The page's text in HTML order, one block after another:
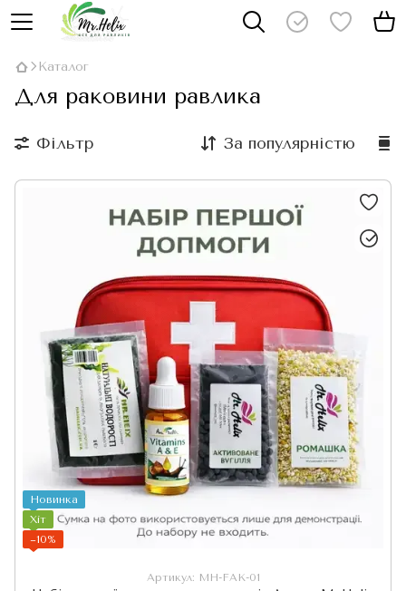
Каталог
Для раковини равлика
Фільтр За популярністю
Новинка
Хіт
−10%
Артикул: MH-FAK-01